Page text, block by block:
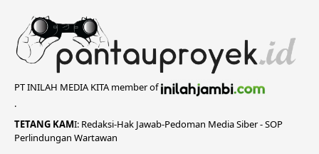
PT INILAH MEDIA KITA member of
.
TETANG KAMI: Redaksi-Hak Jawab-Pedoman Media Siber-SOP
Perlindungan Wartawan